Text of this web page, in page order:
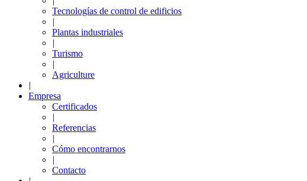
Tecnologías de control de edificios
|
Plantas industriales
|
Turismo
|
Agriculture
|
Empresa
Certificados
|
Referencias
|
Cómo encontrarnos
|
Contacto